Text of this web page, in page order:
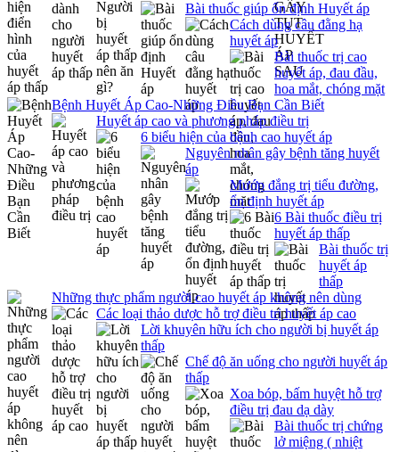
Bài thuốc giúp ổn định Huyết áp
Cách dùng câu đằng hạ
huyết áp
Bài thuốc trị cao
huyết áp, đau đầu,
hoa mắt, chóng mặt
Bệnh Huyết Áp Cao-Những Điều Bạn Cần Biết
Huyết áp cao và phương pháp điều trị
6 biểu hiện của bệnh cao huyết áp
Nguyên nhân gây bệnh tăng huyết
áp
Mướp đắng trị tiểu đường,
ổn định huyết áp
6 Bài thuốc điều trị
huyết áp thấp
Bài thuốc trị
huyết áp
thấp
Những thực phẩm người cao huyết áp không nên dùng
Các loại thảo dược hỗ trợ điều trị huyết áp cao
Lời khuyên hữu ích cho người bị huyết áp
thấp
Chế độ ăn uống cho người huyết áp
thấp
Xoa bóp, bấm huyệt hỗ trợ
điều trị đau dạ dày
Bài thuốc trị chứng
lở miệng ( nhiệt